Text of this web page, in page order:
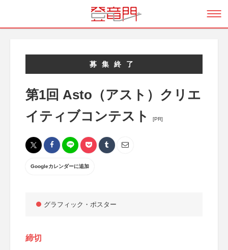
募集終了
第1回 Asto（アスト）クリエ
イティブコンテスト
[PR]
Googleカレンダーに追加
グラフィック・ポスター
締切